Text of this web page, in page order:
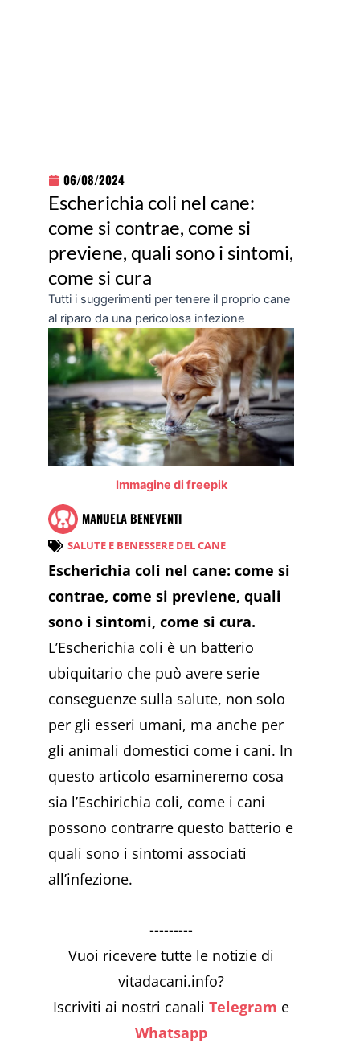
06/08/2024
Escherichia coli nel cane:
come si contrae, come si
previene, quali sono i sintomi,
come si cura
Tutti i suggerimenti per tenere il proprio cane
al riparo da una pericolosa infezione
Immagine di freepik
MANUELA BENEVENTI
SALUTE E BENESSERE DEL CANE
Escherichia coli nel cane: come si
contrae, come si previene, quali
sono i sintomi, come si cura.
L’Escherichia coli è un batterio
ubiquitario che può avere serie
conseguenze sulla salute, non solo
per gli esseri umani, ma anche per
gli animali domestici come i cani. In
questo articolo esamineremo cosa
sia l’Eschirichia coli, come i cani
possono contrarre questo batterio e
quali sono i sintomi associati
all’infezione.
---------
Vuoi ricevere tutte le notizie di
vitadacani.info?
Iscriviti ai nostri canali Telegram e
Whatsapp